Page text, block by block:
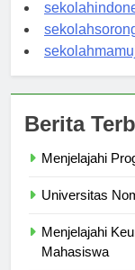
Menjelajahi